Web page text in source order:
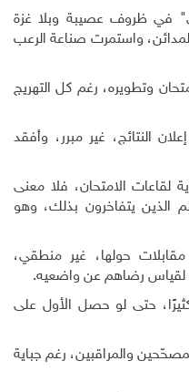
في ظروف عصيبة وبلا غزة
واستمرت صناعة الرعب
وتطويره، رغم كل التهريج
النتائج، غير مبرر، وأفقد
لقاعات الامتحان، فلا معنى
الذين يتفاخرون بذلك، وهو
حولها، غير منطقي،
لقياس رضاهم عن واضعيه.
حتى لو حصل الأول على
والمراقبين، رغم جباية